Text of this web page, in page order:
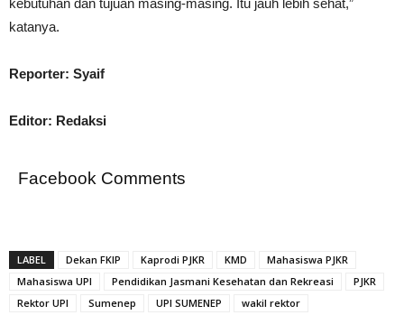
katanya.
Reporter: Syaif
Editor: Redaksi
Facebook Comments
LABEL Dekan FKIP Kaprodi PJKR KMD
Mahasiswa PJKR
Mahasiswa UPI
Pendidikan Jasmani Kesehatan dan Rekreasi
PJKR
Rektor UPI
Sumenep UPI SUMENEP wakil rektor